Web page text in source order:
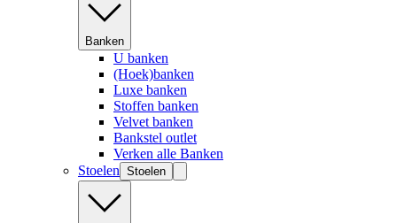
Banken
U banken
(Hoek)banken
Luxe banken
Stoffen banken
Velvet banken
Bankstel outlet
Verken alle Banken
Stoelen Stoelen